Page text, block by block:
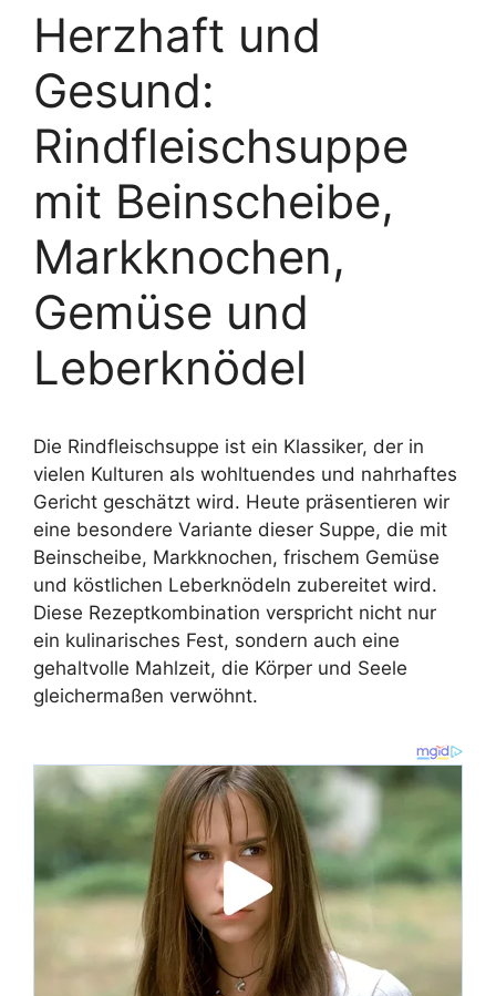
Herzhaft und
Gesund:
Rindfleischsuppe
mit Beinscheibe,
Markknochen,
Gemüse und
Leberknödel
Die Rindfleischsuppe ist ein Klassiker, der in
vielen Kulturen als wohltuendes und nahrhaftes
Gericht geschätzt wird. Heute präsentieren wir
eine besondere Variante dieser Suppe, die mit
Beinscheibe, Markknochen, frischem Gemüse
und köstlichen Leberknödeln zubereitet wird.
Diese Rezeptkombination verspricht nicht nur
ein kulinarisches Fest, sondern auch eine
gehaltvolle Mahlzeit, die Körper und Seele
gleichermaßen verwöhnt.